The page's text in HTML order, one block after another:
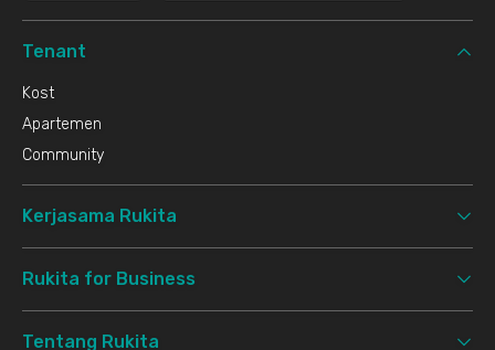
Tenant
Kost
Apartemen
Community
Kerjasama Rukita
Rukita for Business
Tentang Rukita